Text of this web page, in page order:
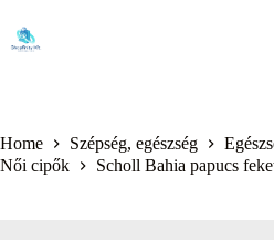
content
Home Szépség, egészség
Női cipők
Scholl Bahia papucs